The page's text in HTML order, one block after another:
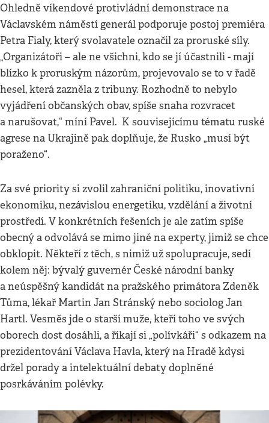
Ohledně víkendové protivládní demonstrace na
Václavském náměstí generál podporuje postoj premiéra
Petra Fialy, který svolavatele označil za proruské síly.
„Organizátoři – ale ne všichni, kdo se jí účastnili - mají
blízko k proruským názorům, projevovalo se to v řadě
hesel, která zazněla z tribuny. Rozhodně to nebylo
vyjádření občanských obav, spíše snaha rozvracet
a narušovat,“ míní Pavel. K souvisejícímu tématu ruské
agrese na Ukrajině pak doplňuje, že Rusko „musí být
poraženo“.
Za své priority si zvolil zahraniční politiku, inovativní
ekonomiku, nezávislou energetiku, vzdělání a životní
prostředí. V konkrétních řešeních je ale zatím spíše
obecný a odvolává se mimo jiné na experty, jimiž se chce
obklopit. Někteří z těch, s nimiž už spolupracuje, sedí
kolem něj: bývalý guvernér České národní banky
a neúspěšný kandidát na pražského primátora Zdeněk
Tůma, lékař Martin Jan Stránský nebo sociolog Jan
Hartl. Vesměs jde o starší muže, kteří toho ve svých
oborech dost dosáhli, a říkají si „polívkáři“ s odkazem na
prezidentování Václava Havla, který na Hradě kdysi
držel porady a intelektuální debaty doplněné
posrkáváním polévky.